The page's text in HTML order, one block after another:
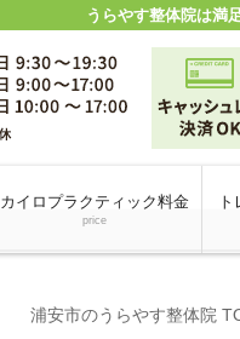
うらやす整体院は満
カイロプラクティック料金
price
浦安市のうらやす整体院